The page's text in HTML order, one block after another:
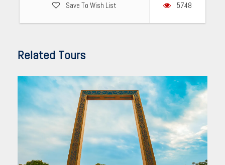
Save To Wish List 5748
Related Tours